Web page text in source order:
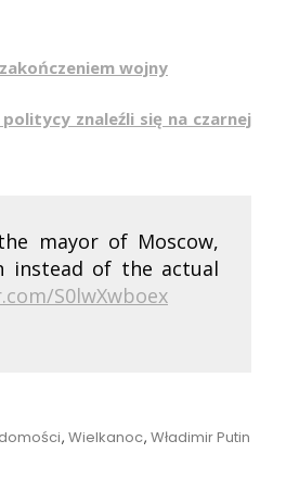
wojny
znaleźli się na czarnej
mayor of Moscow,
instead of the actual
S0lwXwboex
, Wielkanoc, Władimir Putin